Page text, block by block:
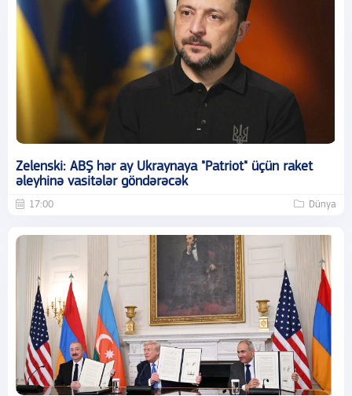
Zelenski: ABŞ hər ay Ukraynaya "Patriot" üçün raket
əleyhinə vasitələr göndərəcək
17:00 Dünya